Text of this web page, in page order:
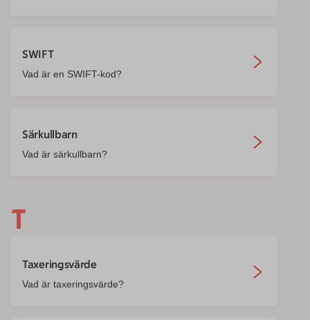
SWIFT
Vad är en SWIFT-kod?
Särkullbarn
Vad är särkullbarn?
T
Taxeringsvärde
Vad är taxeringsvärde?